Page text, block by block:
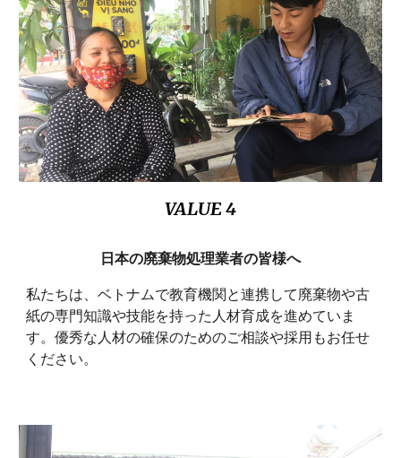
VALUE 4
日本の廃棄物処理業者の皆様へ
私たちは、ベトナムで教育機関と連携して廃棄物や古
紙の専門知識や技能を持った人材育成を進めていま
す。優秀な人材の確保のためのご相談や採用もお任せ
ください。